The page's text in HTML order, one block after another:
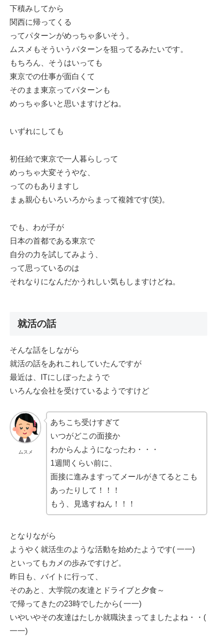
下積みしてから
関西に帰ってくる
ってパターンがめっちゃ多いそう。
ムスメもそういうパターンを狙ってるみたいです。
もちろん、そうはいっても
東京での仕事が面白くて
そのまま東京ってパターンも
めっちゃ多いと思いますけどね。
いずれにしても
初任給で東京で一人暮らしって
めっちゃ大変そうやな、
ってのもありますし
まぁ親心もいろいろからまって複雑です(笑)。
でも、わが子が
日本の首都である東京で
自分の力を試してみよう、
って思っているのは
それなりになんだかうれしい気もしますけどね。
就活の話
そんな話をしながら
就活の話をあれこれしていたんですが
最近は、ITにしぼったようで
いろんな会社を受けているようですけど
ムスメ
あちこち受けすぎて
いつがどこの面接か
わからんようになったわ・・・
1週間くらい前に、
面接に進みますってメールがきてるとこも
あったりして！！！
もう、見逃すねん！！！
となりながら
ようやく就活生のような活動を始めたようです( 一一)
といってもカメの歩みですけど。
昨日も、バイトに行って、
そのあと、大学院の友達とドライブと夕食～
で帰ってきたの23時でしたから( 一一)
いやいやその友達はたしか就職決まってましたよね・・(
一一)